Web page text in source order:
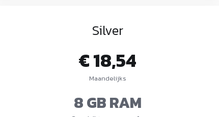
Silver
€ 18,54
Maandelijks
8 GB RAM